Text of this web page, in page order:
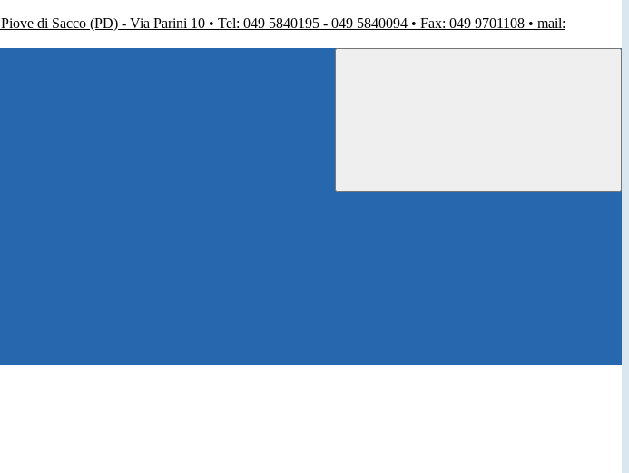
Piove di Sacco (PD) - Via Parini 10 • Tel: 049 5840195 - 049 5840094 • Fax: 049 9701108 • mail: